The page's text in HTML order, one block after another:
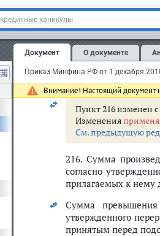
кредитные каникулы
Документ О документе
Внимание! Настоящий документ
Переоценка
совершения
регистра
При этом
относятся на
курсовых разниц на
Пункт 216 изменен с
Изменения
См. предыдущую
216. Сумма
согласно
прилагаемых к нему
Сумма
утвержденного
принятым перед